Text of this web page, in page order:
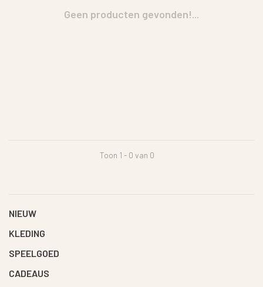
Geen producten gevonden!...
Toon 1 - 0 van 0
NIEUW
KLEDING
SPEELGOED
CADEAUS